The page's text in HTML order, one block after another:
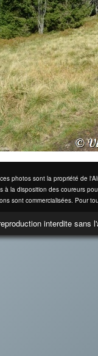
photos sont la propriété de
à la disposition des coureurs
sont commercialisées. Pour
interdite sans